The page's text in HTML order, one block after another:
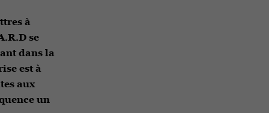
à
se
dans la
est à
aux
un